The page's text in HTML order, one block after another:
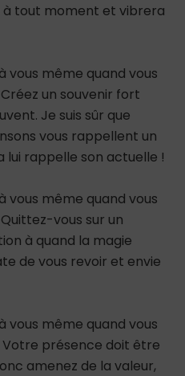
tout moment et vibrera
vous même quand vous
un souvenir fort
Je suis sûr que
vous rappellent un
lui rappelle son actuelle !
vous même quand vous
vous sur un
à quand la magie
de vous revoir et envie
vous même quand vous
Votre présence doit être
amenez de la valeur,